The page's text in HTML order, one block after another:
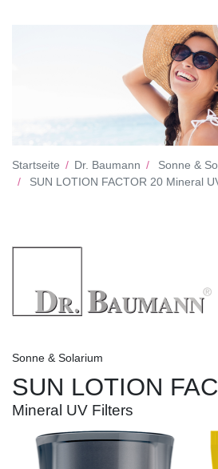
Startseite Dr. Baumann
Sonne &
SUN LOTION FACTOR 20 Mineral
Sonne & Solarium
SUN LOTION
Mineral UV Filters